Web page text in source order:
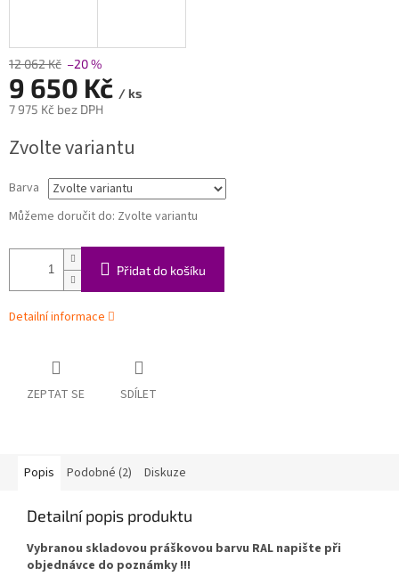
12 062 Kč –20 %
9 650 Kč / ks
7 975 Kč bez DPH
cena:
Zvolte variantu
Barva
Můžeme doručit do: Zvolte variantu
Přidat do košíku
Detailní informace
ZEPTAT SE SDÍLET
Popis Podobné (2) Diskuze
Detailní popis produktu
Vybranou skladovou práškovou barvu RAL napište při
objednávce do poznámky !!!